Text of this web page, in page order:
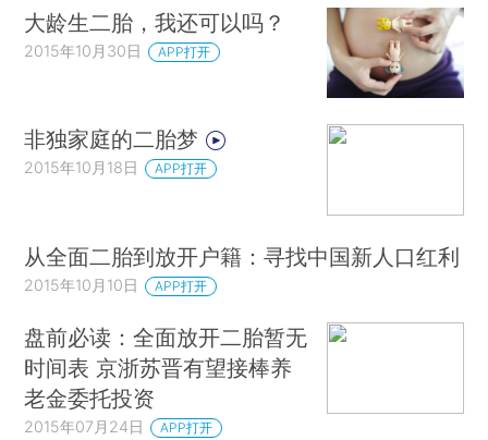
大龄生二胎，我还可以吗？
2015年10月30日 APP打开
非独家庭的二胎梦
2015年10月18日 APP打开
从全面二胎到放开户籍：寻找中国新人口红利
2015年10月10日 APP打开
盘前必读：全面放开二胎暂无
时间表 京浙苏晋有望接棒养
老金委托投资
2015年07月24日 APP打开